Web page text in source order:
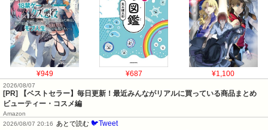
¥949 ¥687 ¥1,100
2026/08/07
[PR] 【ベストセラー】毎日更新！最近みんながリアルに買っている商品まとめ
ビューティー・コスメ編
Amazon
2026/08/07 20:16
あとで読む 🐦Tweet